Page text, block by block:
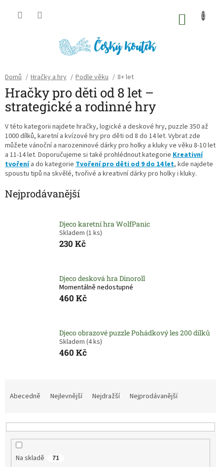
Domů / Hračky a hry / Podle věku / 8+ let
Hračky pro děti od 8 let –
strategické a rodinné hry
V této kategorii najdete hračky, logické a deskové hry, puzzle 350 až
1000 dílků, karetní a kvízové hry pro děti od 8 do 14 let. Vybrat zde
můžete vánoční a narozeninové dárky pro holky a kluky ve věku 8-10 let
a 11-14 let. Doporučujeme si také prohlédnout kategorie Kreativní
tvořenía do kategorie Tvoření pro děti od 9 do 14 let, kde najdete
spoustu tipů na skvělé, tvořivé a kreativní dárky pro holky i kluky.
Nejprodávanější
Djeco karetní hra WolfPanic
Skladem (1 ks)
230 Kč
Djeco desková hra Dinoroll
Momentálně nedostupné
460 Kč
Djeco obrazové puzzle Pohádkový les 200 dílků
Skladem (4 ks)
460 Kč
n
Abecedně Nejlevnější Nejdražší Nejprodávanější
Na skladě 71